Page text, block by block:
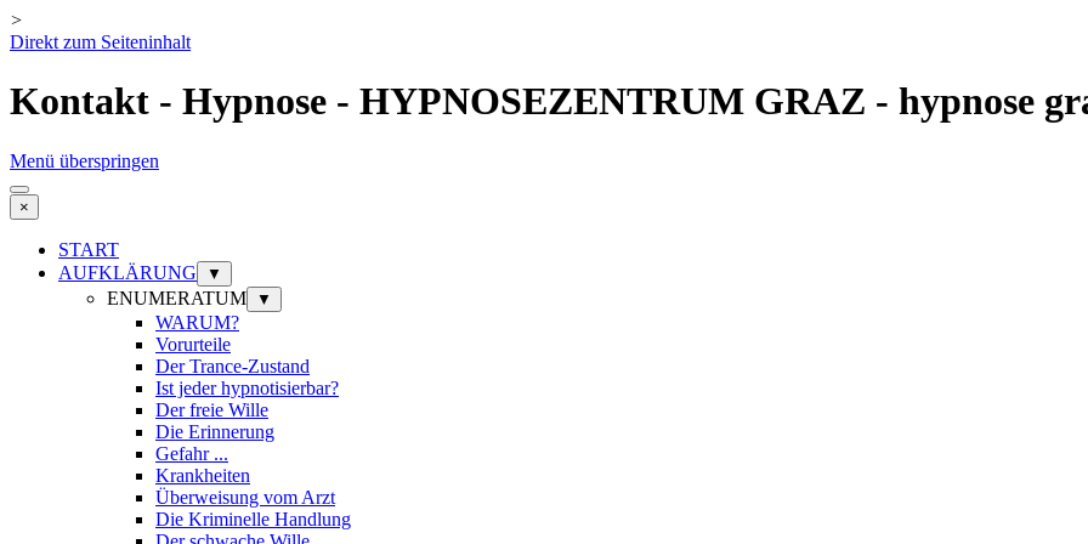
>
Direkt zum Seiteninhalt
Kontakt - Hypnose - HYPNOSEZENTRUM GRAZ - hypnose
Menü überspringen
×
START
AUFKLÄRUNG
▼
ENUMERATUM ▼
WARUM?
Vorurteile
Der Trance-Zustand
Ist jeder hypnotisierbar?
Der freie Wille
Die Erinnerung
Gefahr ...
Krankheiten
Überweisung vom Arzt
Die Kriminelle Handlung